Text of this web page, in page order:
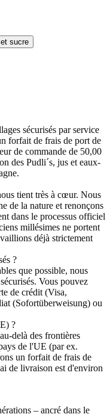
sucre
sécurisés par service
forfait de frais de port de
de commande de 50,00
des Pudli´s, jus et eaux-
tient très à cœur. Nous
de la nature et renonçons
dans le processus officiel
millésimes ne portent
déjà strictement
?
que possible, nous
Vous pouvez
de crédit (Visa,
(Sofortüberweisung) ou
?
delà des frontières
de l'UE (par ex.
un forfait de frais de
de livraison est d'environ
– ancré dans le